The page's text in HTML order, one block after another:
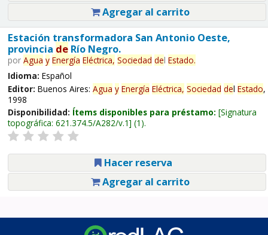
Agregar al carrito
Estación transformadora San Antonio Oeste,
provincia deRío Negro.
por Agua y Energía Eléctrica, Sociedad del Estado.
Idioma: Español
Editor: Buenos Aires: Agua y Energía Eléctrica, Sociedad del Estado,
1998
Disponibilidad: Ítems disponibles para préstamo: Signatura
topográfica: 621.374.5/A282/v.1 (1).
Hacer reserva
Agregar al carrito